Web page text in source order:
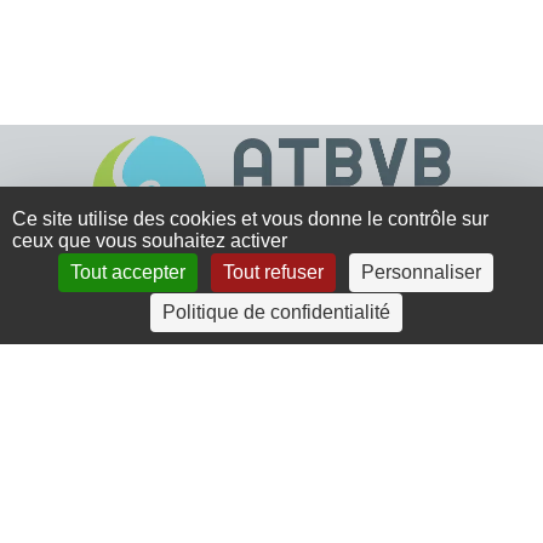
4 rue Crec’h-Ugen
22810 Belle Isle en Terre
Ce site utilise des cookies et vous donne le contrôle sur
ceux que vous souhaitez activer
Tout accepter
Tout refuser
Personnaliser
Politique de confidentialité